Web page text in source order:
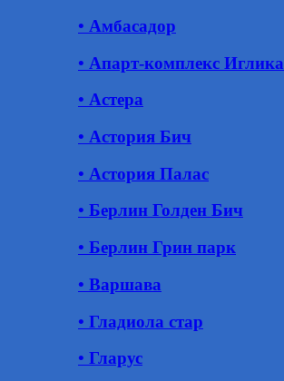
• Амбасадор
• Апарт-комплекс Иглика
• Астера
• Астория Бич
• Астория Палас
• Берлин Голден Бич
• Берлин Грин парк
• Варшава
• Гладиола стар
• Гларус